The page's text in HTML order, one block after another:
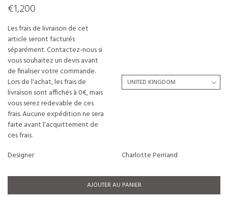
€1,200
Les frais de livraison de cet
article seront facturés
séparément. Contactez-nous si
vous souhaitez un devis avant
de finaliser votre commande.
Lors de l'achat, les frais de
livraison sont affichés à 0€, mais
vous serez redevable de ces
frais. Aucune expédition ne sera
faite avant l'acquittement de
ces frais.
Designer
Charlotte Perriand
AJOUTER AU PANIER